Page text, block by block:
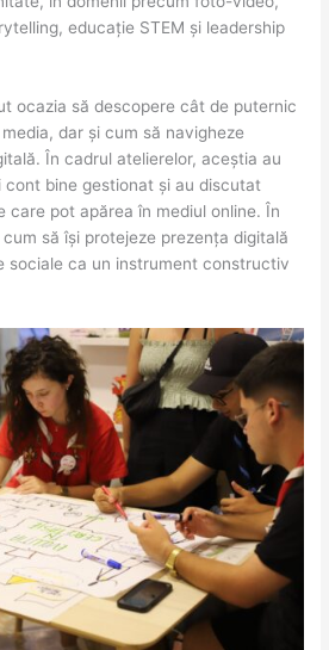
educație STEM și leadership
ocazia să descopere cât de puternic
dar și cum să navigheze
În cadrul atelierelor, aceștia au
bine gestionat și au discutat
care pot apărea în mediul online. În
să își protejeze prezența digitală
sociale ca un instrument constructiv